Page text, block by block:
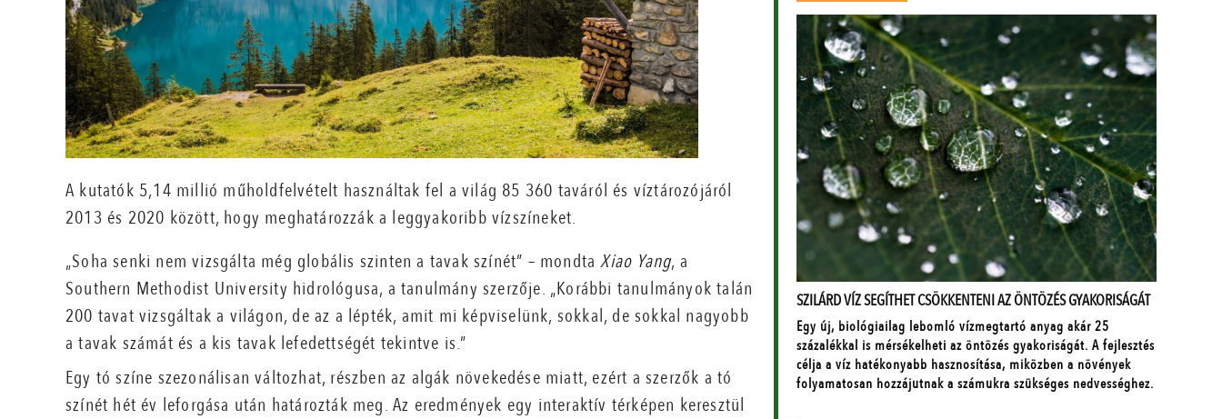
A kutatók 5,14 millió műholdfelvételt használtak fel a világ 85 360 taváról és víztározójáról
2013 és 2020 között, hogy meghatározzák a leggyakoribb vízszíneket.
„Soha senki nem vizsgálta még globális szinten a tavak színét” – mondtaXiao Yang, a
Southern Methodist University hidrológusa, a tanulmány szerzője. „Korábbi tanulmányok talán
200 tavat vizsgáltak a világon, de az a lépték, amit mi képviselünk, sokkal, de sokkal nagyobb
a tavak számát és a kis tavak lefedettségét tekintve is.”
Egy tó színe szezonálisan változhat, részben az algák növekedése miatt, ezért a szerzők a tó
színét hét év leforgása után határozták meg. Az eredmények egy interaktív térképen keresztül